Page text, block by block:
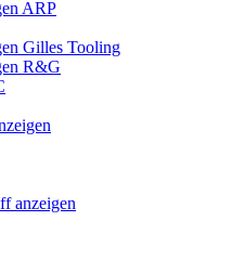
ARP
Gilles Tooling
R&G
anzeigen